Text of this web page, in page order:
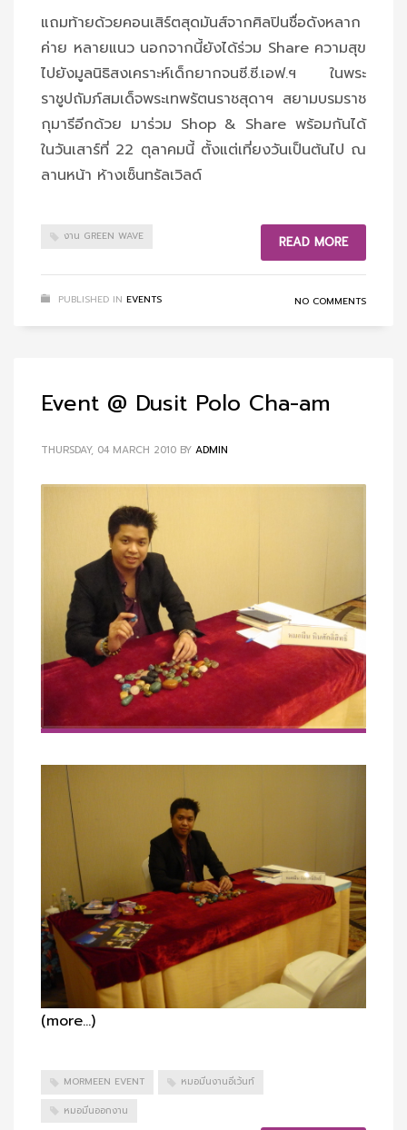
แถมท้ายด้วยคอนเสิร์ตสุดมันส์จากศิลปินชื่อดังหลาก
ค่าย หลายแนว นอกจากนี้ยังได้ร่วม Share ความสุข
ไปยังมูลนิธิสงเคราะห์เด็กยากจนซี.ซี.เอฟ.ฯ ในพระ
ราชูปถัมภ์สมเด็จพระเทพรัตนราชสุดาฯ สยามบรมราช
กุมารีอีกด้วย มาร่วม Shop & Share พร้อมกันได้
ในวันเสาร์ที่ 22 ตุลาคมนี้ ตั้งแต่เที่ยงวันเป็นต้นไป ณ
ลานหน้า ห้างเซ็นทรัลเวิลด์
งาน GREEN WAVE READ MORE
PUBLISHED IN EVENTS NO COMMENTS
Event @ Dusit Polo Cha-am
THURSDAY, 04 MARCH 2010 BY ADMIN
(more…)
MORMEEN EVENT หมอมีนงานอีเว้นท์
หมอมีนออกงาน